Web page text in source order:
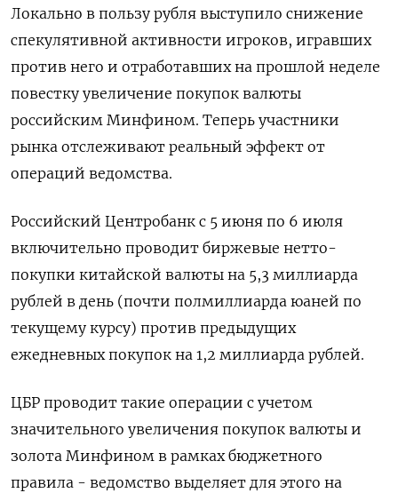
Локально в пользу рубля выступило снижение
спекулятивной активности игроков, игравших
против него и отработавших на прошлой неделе
повестку увеличение покупок ​валюты
российским Минфином. Теперь участники
рынка ​отслеживают реальный эффект от
операций ведомства.
Российский ‌Центробанк с 5 июня по 6 июля
включительно проводит биржевые нетто-
покупки китайской валюты на 5,3 миллиарда
рублей в день (почти полмиллиарда ​юаней по
текущему курсу) против предыдущих
ежедневных покупок на 1,2 миллиарда рублей.
ЦБР проводит такие операции с учетом
значительного увеличения покупок валюты и
золота Минфином в рамках бюджетного
правила - ведомство выделяет для этого на